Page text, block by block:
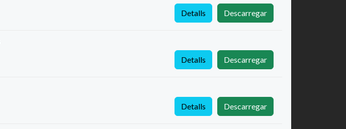
Descarregar
Detalls
Descarregar
Detalls
Descarregar
Detalls